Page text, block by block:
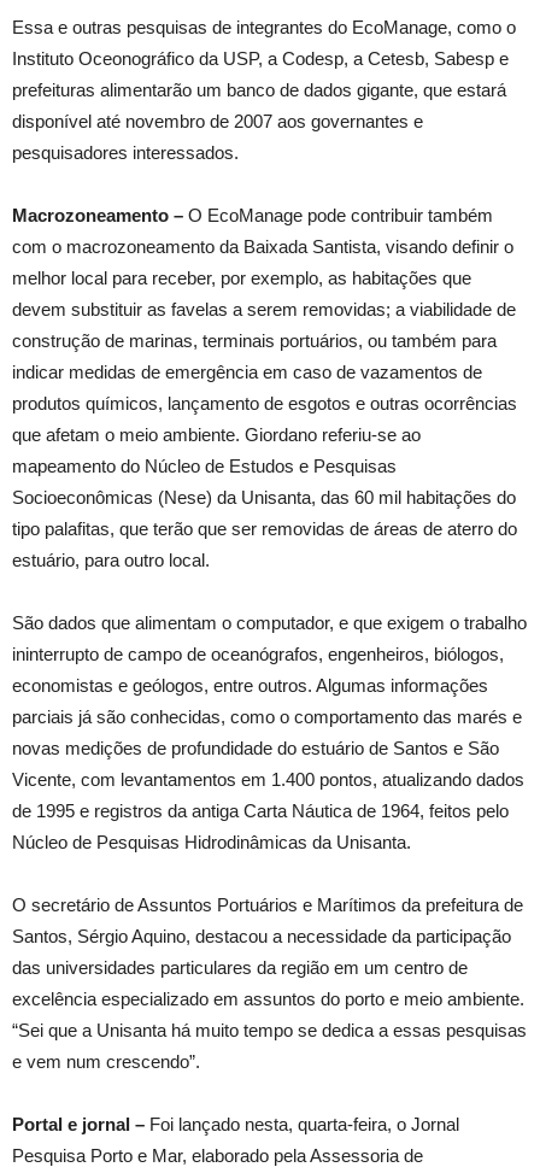
Essa e outras pesquisas de integrantes do EcoManage, como o
Instituto Oceonográfico da USP, a Codesp, a Cetesb, Sabesp e
prefeituras alimentarão um banco de dados gigante, que estará
disponível até novembro de 2007 aos governantes e
pesquisadores interessados.
Macrozoneamento – O EcoManage pode contribuir também
com o macrozoneamento da Baixada Santista, visando definir o
melhor local para receber, por exemplo, as habitações que
devem substituir as favelas a serem removidas; a viabilidade de
construção de marinas, terminais portuários, ou também para
indicar medidas de emergência em caso de vazamentos de
produtos químicos, lançamento de esgotos e outras ocorrências
que afetam o meio ambiente. Giordano referiu-se ao
mapeamento do Núcleo de Estudos e Pesquisas
Socioeconômicas (Nese) da Unisanta, das 60 mil habitações do
tipo palafitas, que terão que ser removidas de áreas de aterro do
estuário, para outro local.
São dados que alimentam o computador, e que exigem o trabalho
ininterrupto de campo de oceanógrafos, engenheiros, biólogos,
economistas e geólogos, entre outros. Algumas informações
parciais já são conhecidas, como o comportamento das marés e
novas medições de profundidade do estuário de Santos e São
Vicente, com levantamentos em 1.400 pontos, atualizando dados
de 1995 e registros da antiga Carta Náutica de 1964, feitos pelo
Núcleo de Pesquisas Hidrodinâmicas da Unisanta.
O secretário de Assuntos Portuários e Marítimos da prefeitura de
Santos, Sérgio Aquino, destacou a necessidade da participação
das universidades particulares da região em um centro de
excelência especializado em assuntos do porto e meio ambiente.
“Sei que a Unisanta há muito tempo se dedica a essas pesquisas
e vem num crescendo”.
Portal e jornal – Foi lançado nesta, quarta-feira, o Jornal
Pesquisa Porto e Mar, elaborado pela Assessoria de